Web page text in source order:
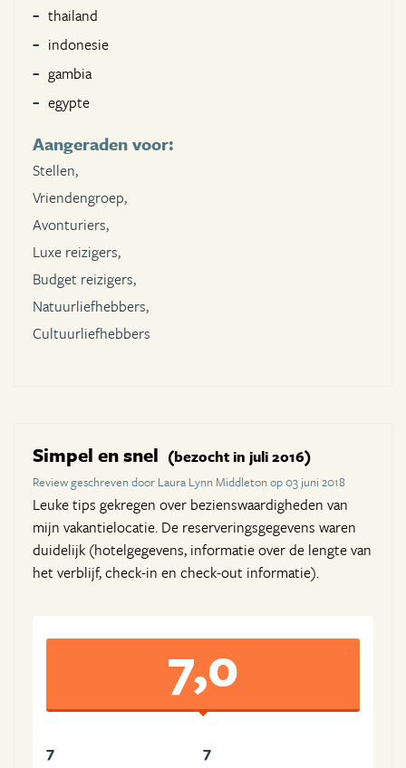
thailand
indonesie
gambia
egypte
Aangeraden voor:
Stellen,
Vriendengroep,
Avonturiers,
Luxe reizigers,
Budget reizigers,
Natuurliefhebbers,
Cultuurliefhebbers
Simpel en snel (bezocht in juli 2016)
Review geschreven door Laura Lynn Middleton op 03 juni 2018
Leuke tips gekregen over bezienswaardigheden van
mijn vakantielocatie. De reserveringsgegevens waren
duidelijk (hotelgegevens, informatie over de lengte van
het verblijf, check-in en check-out informatie).
7,0
7 7